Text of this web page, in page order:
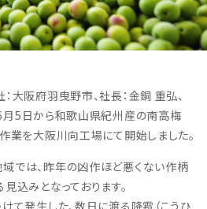
大阪府羽曳野市、社長：金銅 重弘、
月5日から和歌山県紀州産の南高梅
業を大阪川向工場にて開始しました。
では、昨年の凶作ほど悪くない作柄
込みとなっております。
て発生した、数日に渡る降雹（こうひ